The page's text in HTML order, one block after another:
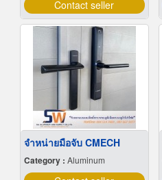
Contact seller
จำหน่ายมือจับ CMECH
Category : Aluminum